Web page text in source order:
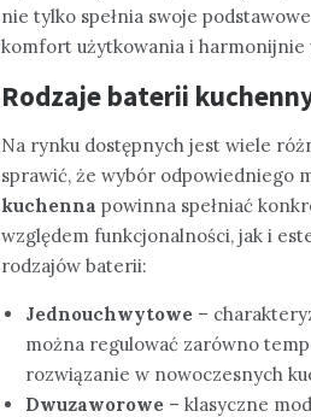
nie tylko spełnia swoje
komfort użytkowania i harmonijnie
Rodzaje baterii
Na rynku dostępnych jest wiele
sprawić, że wybór odpowiedniego
kuchenna powinna spełniać
względem funkcjonalności, jak i
rodzajów baterii:
Jednouchwytowe –
można regulować zarówno
rozwiązanie w nowoczesnych
Dwuzaworowe – klasyczne